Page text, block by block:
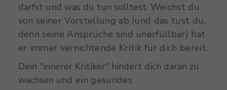
darfst und was du tun solltest. Weichst du
von seiner Vorstellung ab (und das tust du,
denn seine Ansprüche sind unerfüllbar) hat
er immer vernichtende Kritik für dich bereit.
Dein "innerer Kritiker" hindert dich daran zu
wachsen und ein gesundes